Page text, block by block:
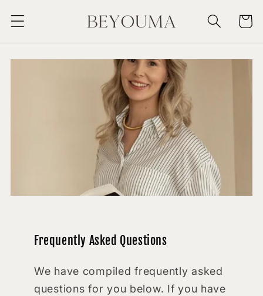
content
Cart
Frequently Asked Questions
We have compiled frequently asked
questions for you below. If you have